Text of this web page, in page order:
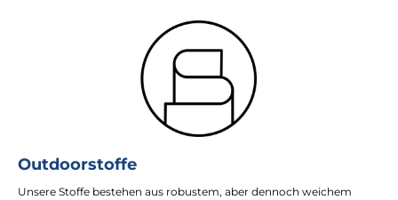
Outdoorstoffe
Unsere Stoffe bestehen aus robustem, aber dennoch weichem